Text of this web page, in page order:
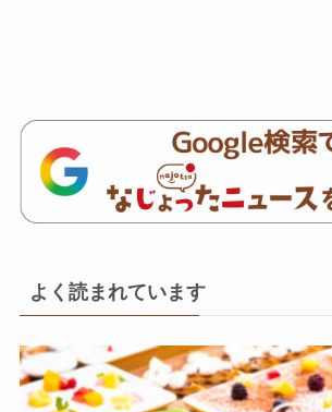
よく読まれています